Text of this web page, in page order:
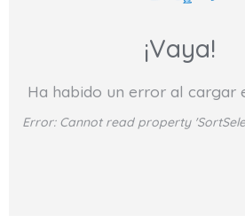
¡Vaya!
Ha habido un error al cargar
Error: Cannot read property